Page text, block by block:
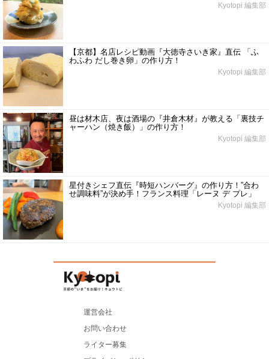
Kyotopi 編集部
【京都】名店レシピ動画『大徳寺さいき家』直伝 「ふ
わふわ だし巻き卵」の作り方！
Kyotopi 編集部
昼は材木店、夜は酒場の『井倉木材』が教える「裏技チ
ャーハン（焼き飯）」の作り方！
Kyotopi 編集部
星付きシェフ直伝『時短ハンバーグ』の作り方！”合わ
せ調味料”が決め手！フランス料理「レーヌ デ プレ」
Kyotopi 編集部
運営会社
お問い合わせ
ライター募集